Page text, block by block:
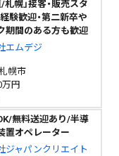
/札幌」接客・販売スタ
験歓迎・第二新卒や
期間のある方も歓迎
エムデジ
幌市
円
無料送迎あり/半導
置オペレーター
ジャパンクリエイト